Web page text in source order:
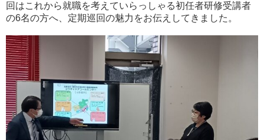
回はこれから就職を考えていらっしゃる初任者研修受講者
の6名の方へ、定期巡回の魅力をお伝えしてきました。